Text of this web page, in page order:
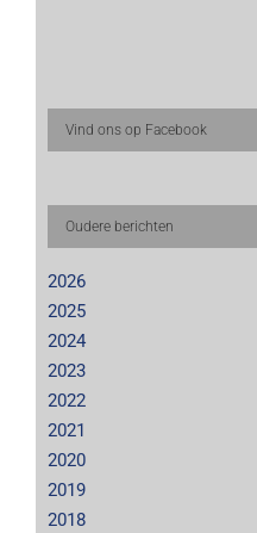
Vind ons op Facebook
Oudere berichten
2026
2025
2024
2023
2022
2021
2020
2019
2018